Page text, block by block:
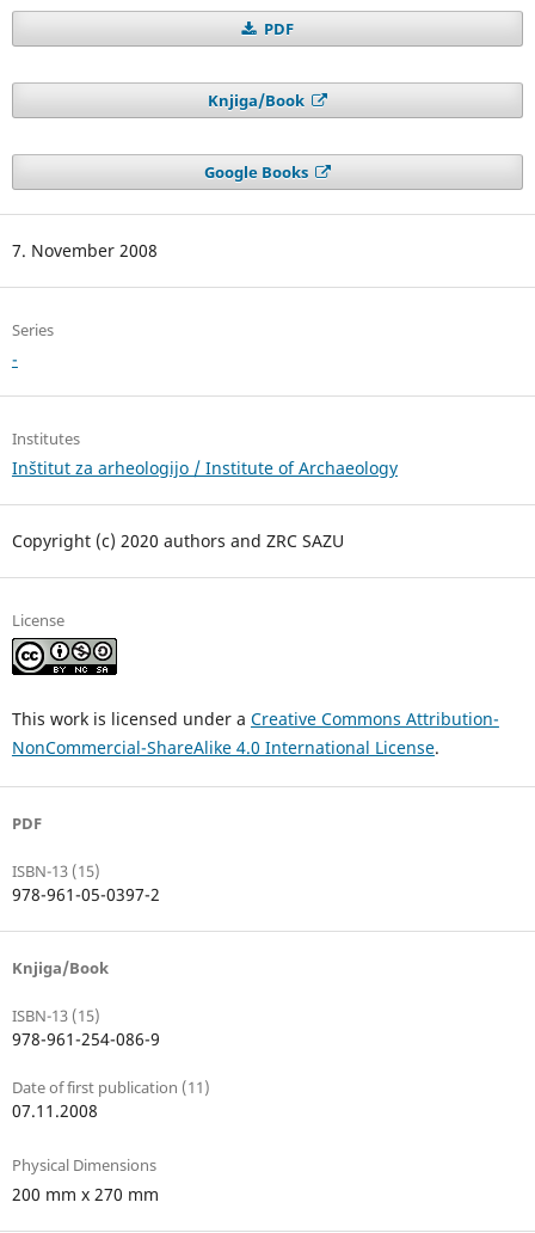
PDF
Knjiga/Book
Google Books
7. November 2008
Series
-
Institutes
Inštitut za arheologijo / Institute of Archaeology
Copyright (c) 2020 authors and ZRC SAZU
License
This work is licensed under a Creative Commons Attribution-
NonCommercial-ShareAlike 4.0 International License.
PDF
ISBN-13 (15)
978-961-05-0397-2
Knjiga/Book
ISBN-13 (15)
978-961-254-086-9
Date of first publication (11)
07.11.2008
Physical Dimensions
200 mm x 270 mm